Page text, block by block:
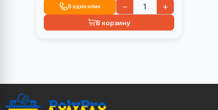
В один клик − +
В корзину